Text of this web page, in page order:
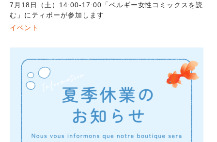
7月18日（土）14:00-17:00「ベルギー女性コミックスを読
む」にティボーが参加します
イベント